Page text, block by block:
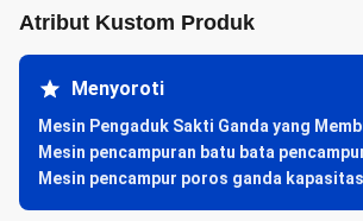
Atribut Kustom Produk
Menyoroti
Mesin Pengaduk Sakti Ganda yang
Mesin pencampuran batu bata
Mesin pencampur poros ganda